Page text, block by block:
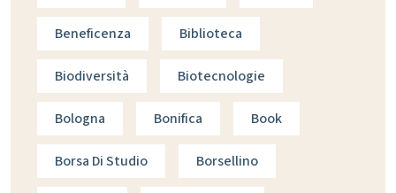
Beneficenza Biblioteca
Biodiversità Biotecnologie
Bologna Bonifica Book
Borsa Di Studio Borsellino